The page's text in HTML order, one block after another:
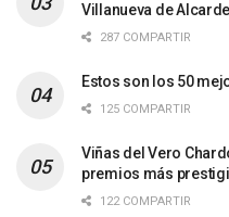
Villanueva de
287 COMPARTIR
Estos son los 50
125 COMPARTIR
Viñas del Vero
premios más
122 COMPARTIR